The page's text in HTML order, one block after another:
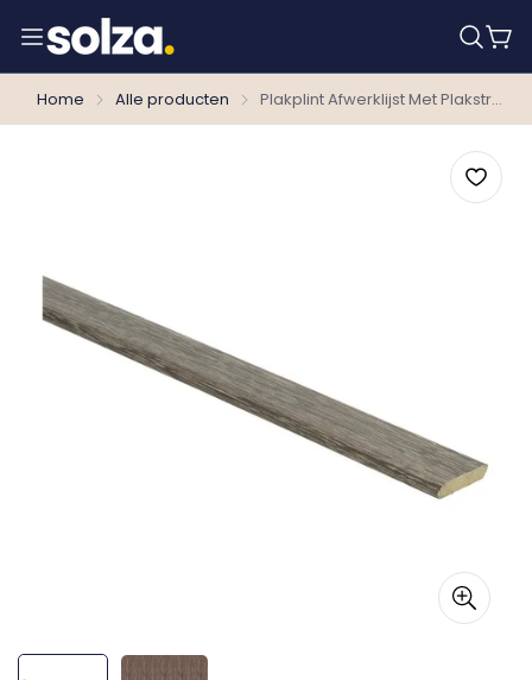
Home Alle producten Plakplint Afwerklijst Met Plakstrip Eiken Grijs Gerookt 23053